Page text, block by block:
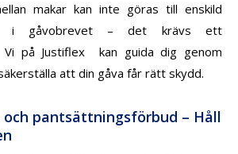
makar kan inte göras till enskild
i gåvobrevet – det krävs ett
Vi på Justiflex kan guida dig genom
att din gåva får rätt skydd.
och pantsättningsförbud – Håll